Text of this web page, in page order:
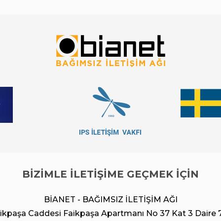
BİZİMLE İLETİŞİME GEÇMEK İÇİN
BİANET - BAĞIMSIZ İLETİŞİM AĞI
Caddesi Faikpaşa Apartmanı No 37 Kat 3 Daire